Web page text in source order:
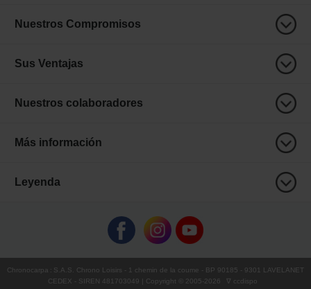
Nuestros Compromisos
Sus Ventajas
Nuestros colaboradores
Más información
Leyenda
Chronocarpa : S.A.S. Chrono Loisirs - 1 chemin de la coume - BP 90185 - 9301 LAVELANET
CEDEX - SIREN 481703049 | Copyright © 2005-2026 ∇ ccdispo